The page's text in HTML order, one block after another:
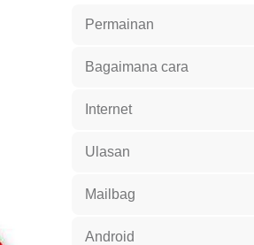
Permainan
Bagaimana cara
Internet
Ulasan
Mailbag
Android